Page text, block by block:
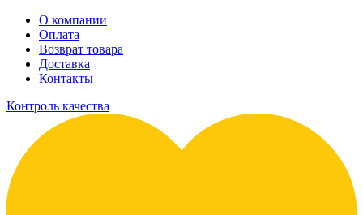
О компании
Оплата
Возврат товара
Доставка
Контакты
Контроль качества